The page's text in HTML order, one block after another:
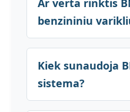
Ar verta rinktis
benzininiu
Kiek sunaudoja
sistema?